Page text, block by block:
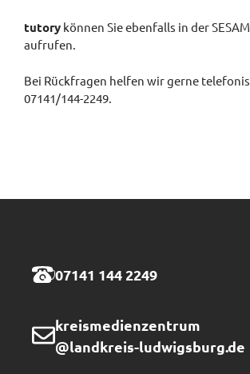
tutory können Sie ebenfalls in der
aufrufen.
Bei Rückfragen helfen wir gerne
07141/144-2249.
07141 144 2249
kreismedienzentrum
@landkreis-ludwigsburg.de